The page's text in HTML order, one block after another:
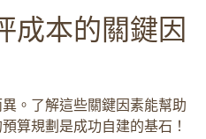
成本的關鍵因
。了解這些關鍵因素能幫助
算規劃是成功自建的基石！